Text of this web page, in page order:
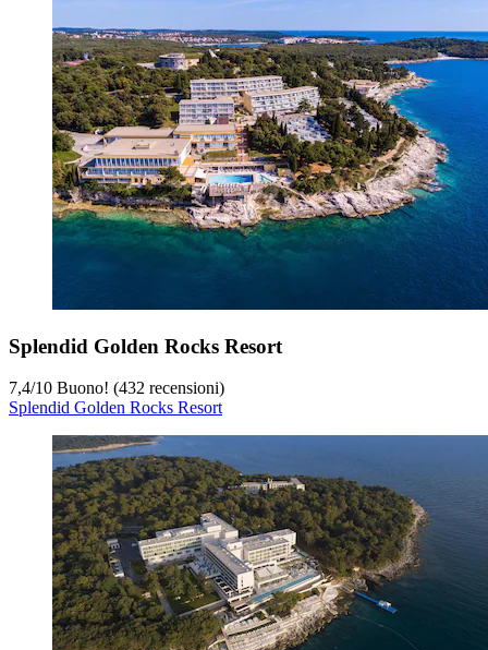
Splendid Golden Rocks Resort
7,4/10 Buono! (432 recensioni)
Splendid Golden Rocks Resort